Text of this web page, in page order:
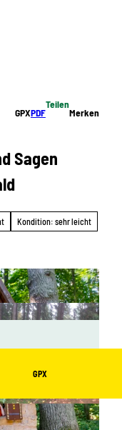
GPXPDF
Teilen
Merken
Sagen
Kondition: sehr leicht
Jäkel, Andre Kaiser |CC-BY-ND
GPX